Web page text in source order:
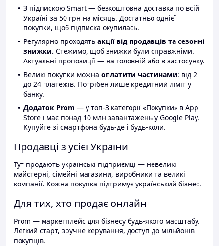
З підпискою Smart — безкоштовна доставка по всій
Україні за 50 грн на місяць. Достатньо однієї
покупки, щоб підписка окупилась.
Регулярно проходять акції від продавців та сезонні
знижки. Стежимо, щоб знижки були справжніми.
Актуальні пропозиції — на головній або в застосунку.
Великі покупки можна оплатити частинами: від 2
до 24 платежів. Потрібен лише кредитний ліміт у
банку.
Додаток Prom — у топ-3 категорії «Покупки» в App
Store і має понад 10 млн завантажень у Google Play.
Купуйте зі смартфона будь-де і будь-коли.
Продавці з усієї України
Тут продають українські підприємці — невеликі
майстерні, сімейні магазини, виробники та великі
компанії. Кожна покупка підтримує український бізнес.
Для тих, хто продає онлайн
Prom — маркетплейс для бізнесу будь-якого масштабу.
Легкий старт, зручне керування, доступ до мільйонів
покупців.